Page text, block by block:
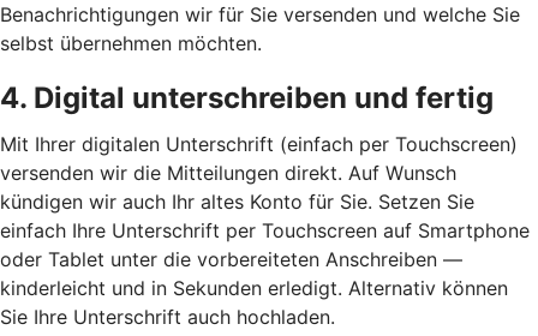
Benachrichtigungen wir für Sie versenden und welche Sie
selbst übernehmen möchten.
4. Digital unterschreiben und fertig
Mit Ihrer digitalen Unterschrift (einfach per Touchscreen)
versenden wir die Mitteilungen direkt. Auf Wunsch
kündigen wir auch Ihr altes Konto für Sie. Setzen Sie
einfach Ihre Unterschrift per Touchscreen auf Smartphone
oder Tablet unter die vorbereiteten Anschreiben —
kinderleicht und in Sekunden erledigt. Alternativ können
Sie Ihre Unterschrift auch hochladen.